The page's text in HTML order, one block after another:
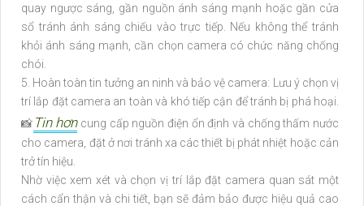
quay ngược sáng, gần nguồn ánh sáng mạnh hoặc gần cửa
sổ tránh ánh sáng chiếu vào trực tiếp. Nếu không thể tránh
khỏi ánh sáng mạnh, cần chọn camera có chức năng chống
chói.
5. Hoàn toàn tin tưởng an ninh và bảo vệ camera: Lưu ý chọn vị
trí lắp đặt camera an toàn và khó tiếp cận để tránh bị phá hoại.
📸 Tin hơncung cấp nguồn điện ổn định và chống thấm nước
cho camera, đặt ở nơi tránh xa các thiết bị phát nhiệt hoặc cản
trở tín hiệu.
Nhờ việc xem xét và chọn vị trí lắp đặt camera quan sát một
cách cẩn thận và chi tiết, bạn sẽ đảm bảo được hiệu quả cao